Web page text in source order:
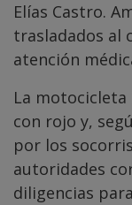
Elías Castro.
trasladados al
atención
La
con rojo y,
por los
autoridades
diligencias